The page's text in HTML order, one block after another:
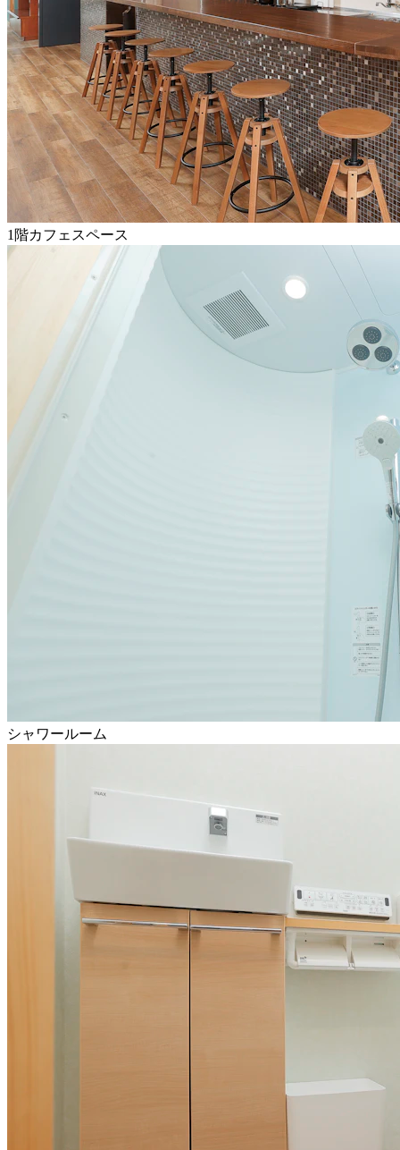
1階カフェスペース
シャワールーム